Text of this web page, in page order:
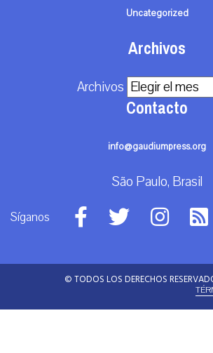
Uncategorized
Archivos
Archivos
Contacto
info@gaudiumpress.org
São Paulo, Brasil
Síganos
© TODOS LOS DERECHOS